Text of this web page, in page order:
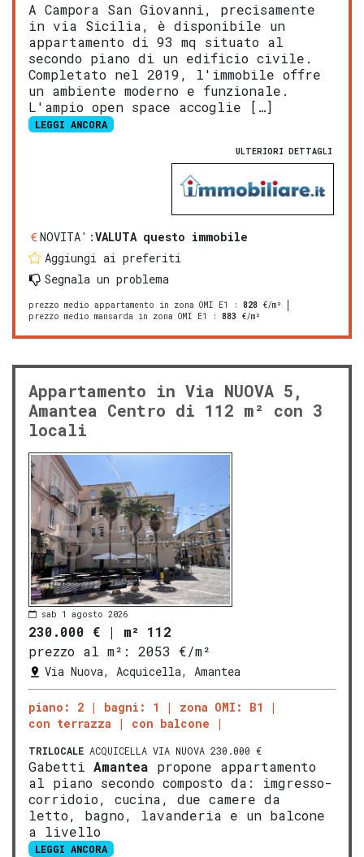
A Campora San Giovanni, precisamente
in via Sicilia, è disponibile un
appartamento di 93 mq situato al
secondo piano di un edificio civile.
Completato nel 2019, l'immobile offre
un ambiente moderno e funzionale.
L'ampio open space accoglie […]
LEGGI ANCORA
ULTERIORI DETTAGLI
NOVITA':VALUTA questo immobile
Aggiungi ai preferiti
Segnala un problema
prezzo medio appartamento in zona OMI E1 : 828 €/m²
prezzo medio mansarda in zona OMI E1
: 883 €/m²
Appartamento in Via NUOVA 5,
Amantea Centro di 112 m² con 3
locali
sab 1 agosto 2026
230.000 € | m² 112
prezzo al m²:
2053 €/m²
Via Nuova, Acquicella, Amantea
piano: 2 bagni: 1
zona OMI: B1
con terrazza
con balcone
TRILOCALE ACQUICELLA VIA NUOVA 230.000 €
Gabetti Amantea propone appartamento
al piano secondo composto da: imgresso-
corridoio, cucina, due camere da
letto, bagno, lavanderia e un balcone
a livello
LEGGI ANCORA